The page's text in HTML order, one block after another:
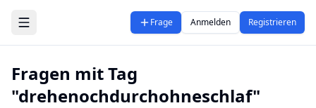
Zum Hauptinhalt springen
Frage Anmelden Registrieren
Fragen mit Tag
"drehenochdurchohneschlaf"